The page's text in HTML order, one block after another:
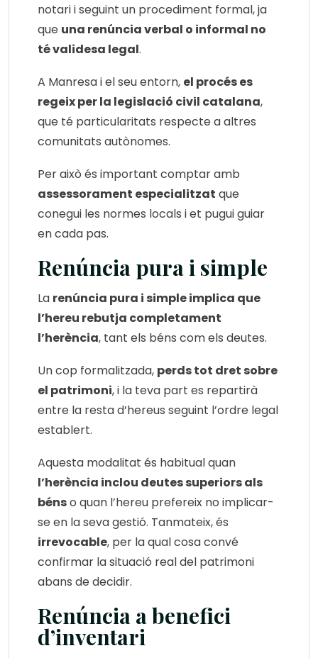
notari i seguint un procediment formal, ja
que una renúncia verbal o informal no
té validesa legal.
A Manresa i el seu entorn, el procés es
regeix per la legislació civil catalana,
que té particularitats respecte a altres
comunitats autònomes.
Per això és important comptar amb
assessorament especialitzat que
conegui les normes locals i et pugui guiar
en cada pas.
Renúncia pura i simple
La renúncia pura i simple implica que
l’hereu rebutja completament
l’herència, tant els béns com els deutes.
Un cop formalitzada, perds tot dret sobre
el patrimoni, i la teva part es repartirà
entre la resta d’hereus seguint l’ordre legal
establert.
Aquesta modalitat és habitual quan
l’herència inclou deutes superiors als
bénso quan l’hereu prefereix no implicar-
se en la seva gestió. Tanmateix, és
irrevocable, per la qual cosa convé
confirmar la situació real del patrimoni
abans de decidir.
Renúncia a benefici
d’inventari